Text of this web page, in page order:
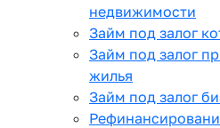
недвижимости
Займ под залог
Займ под залог
жилья
Займ под залог